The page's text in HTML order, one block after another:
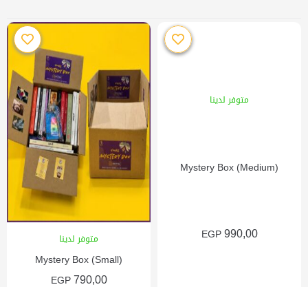
متوفر لدينا
Mystery Box (Medium)
990,00
EGP متوفر لدينا
Mystery Box (Small)
790,00
EGP